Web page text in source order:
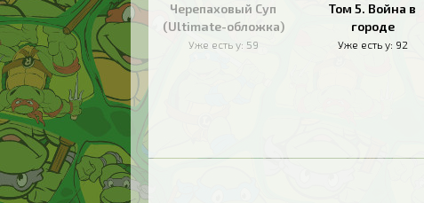
Черепаховый Суп
(Ultimate-обложка)
Уже есть у: 59
Том 5. Война в
городе
Уже есть у: 92